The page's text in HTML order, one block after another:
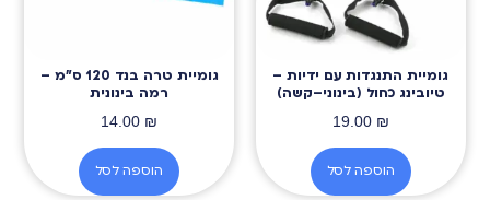
גומיית התנגדות עם ידיות –
טיובינג כחול (בינוני–קשה)
19.00 ₪
הוספה לסל
גומיית טרה בנד 120 ס״מ –
רמה בינונית
14.00 ₪
הוספה לסל